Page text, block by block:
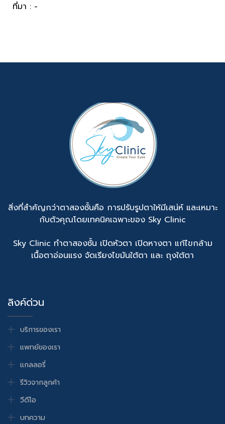
ที่มา : -
สิ่งที่สำคัญกว่าตาสองชั้นคือ การปรับรูปตาให้มีเสน่ห์ และเหมาะ
กับตัวคุณโดยเทคนิคเฉพาะของ Sky Clinic
Sky Clinic ทำตาสองชั้น เปิดหัวตา เปิดหางตา แก้ไขกล้าม
เนื้อตาอ่อนแรง จัดเรียงไขมันใต้ตา และ ถุงใต้ตา
ลิงค์ด่วน
บริการของเรา
แพทย์ของเรา
แกลลอรี่
รีวิวจากลูกค้า
วีดีโอ
บทความ